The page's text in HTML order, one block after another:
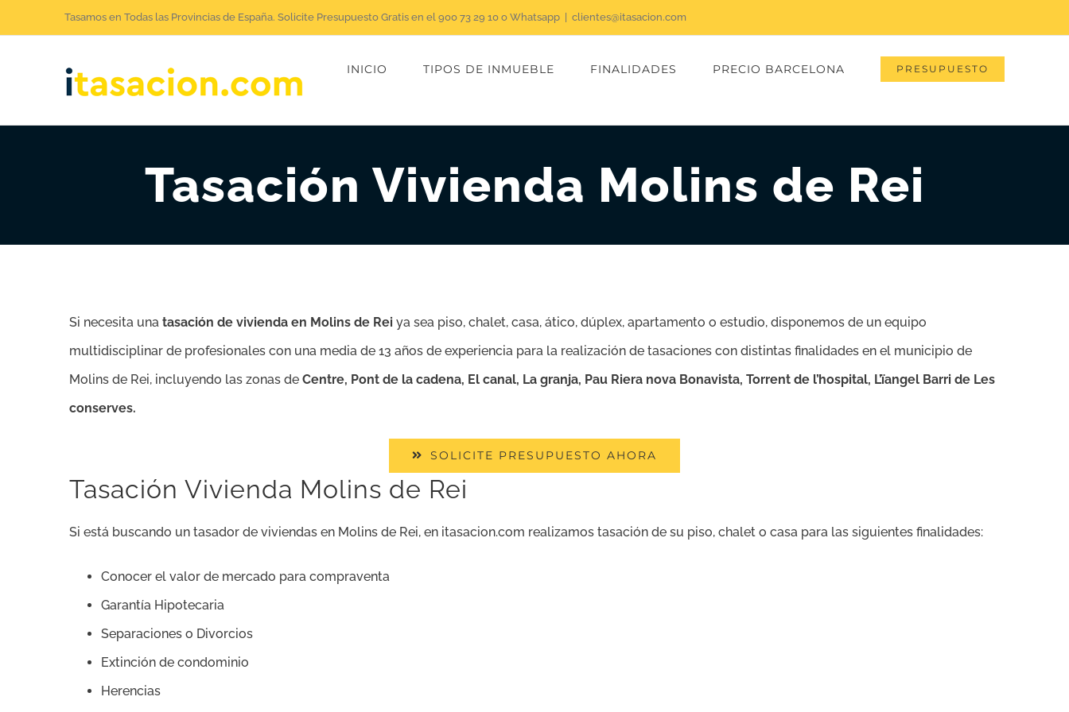
Tasamos en Todas las Provincias de España. Solicite Presupuesto Gratis en el 900 73 29 10 o Whatsapp clientes@itasacion.com
INICIO TIPOS DE INMUEBLE FINALIDADES PRECIO BARCELONA PRESUPUESTO
Tasación Vivienda Molins de Rei
Si necesita una tasación de vivienda en Molins de Rei ya sea piso, chalet, casa, ático, dúplex, apartamento o estudio, disponemos de un equipo
multidisciplinar de profesionales con una media de 13 años de experiencia para la realización de tasaciones con distintas finalidades en el municipio de
Molins de Rei, incluyendo las zonas de Centre, Pont de la cadena, El canal, La granja, Pau Riera nova Bonavista, Torrent de l’hospital, L’ïangel Barri de Les
conserves.
SOLICITE PRESUPUESTO AHORA
Tasación Vivienda Molins de Rei
Si está buscando un tasador de viviendas en Molins de Rei, en itasacion.com realizamos tasación de su piso, chalet o casa para las siguientes finalidades:
Conocer el valor de mercado para compraventa
Garantía Hipotecaria
Separaciones o Divorcios
Extinción de condominio
Herencias